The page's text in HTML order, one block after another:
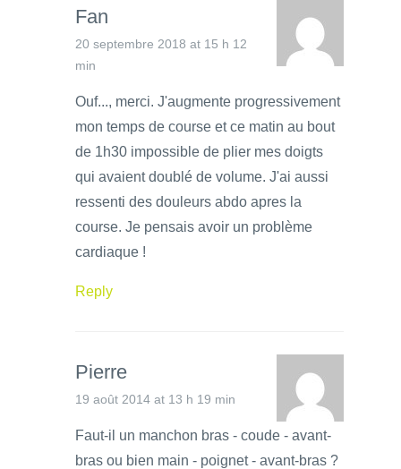
Fan
20 septembre 2018 at 15 h 12
min
Ouf..., merci. J'augmente progressivement
mon temps de course et ce matin au bout
de 1h30 impossible de plier mes doigts
qui avaient doublé de volume. J'ai aussi
ressenti des douleurs abdo apres la
course. Je pensais avoir un problème
cardiaque !
Reply
Pierre
19 août 2014 at 13 h 19 min
Faut-il un manchon bras - coude - avant-
bras ou bien main - poignet - avant-bras ?